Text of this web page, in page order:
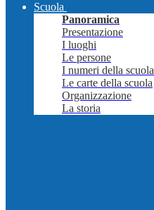
Scuola
Panoramica
Presentazione
I luoghi
Le persone
I numeri della scuola
Le carte della scuola
Organizzazione
La storia